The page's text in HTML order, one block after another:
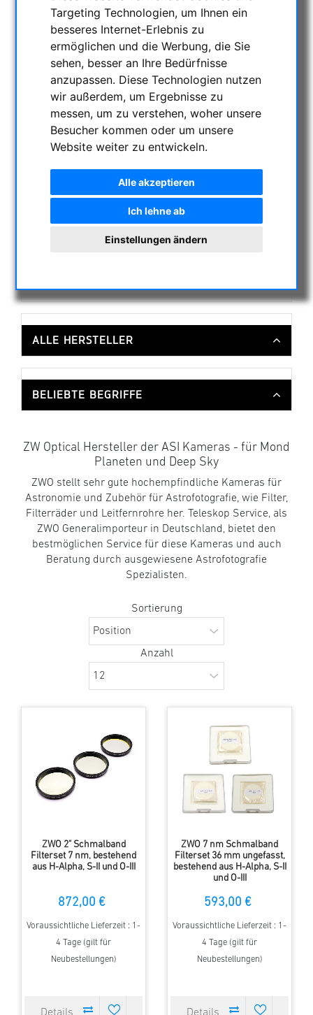
Targeting Technologien, um Ihnen ein
besseres Internet-Erlebnis zu
ermöglichen und die Werbung, die Sie
sehen, besser an Ihre Bedürfnisse
anzupassen. Diese Technologien nutzen
wir außerdem, um Ergebnisse zu
messen, um zu verstehen, woher unsere
Besucher kommen oder um unsere
Website weiter zu entwickeln.
Alle akzeptieren
Ich lehne ab
Einstellungen ändern
AKTUELLE ANGEBOTE
ASTROPROFESSIONAL TELESCOPES
SECONDHAND & LAGERBESTAND
APM PRODUKTE
ASTROEINSTIEG
FERNGLÄSER, SPEKTIVE
TELESKOPE
MONTIERUNGEN & STATIVE
CMOS & CCD KAMERAS
OPTISCHES ZUBEHÖR
MECHANISCHES ZUBEHÖR
ALLE HERSTELLER
BELIEBTE BEGRIFFE
ZW Optical Hersteller der ASI Kameras - für Mond
Planeten und Deep Sky
ZWO stellt sehr gute hochempfindliche Kameras für
Astronomie und Zubehör für Astrofotografie, wie Filter,
Filterräder und Leitfernrohre her. Teleskop Service, als
ZWO Generalimporteur in Deutschland, bietet den
bestmöglichen Service für diese Kameras und auch
Beratung durch ausgewiesene Astrofotografie
Spezialisten.
Sortierung
Anzahl
ZWO 2" Schmalband
Filterset 7 nm, bestehend
aus H-Alpha, S-II und O-III
872,00 €
Voraussichtliche Lieferzeit : 1-
4 Tage (gilt für
Neubestellungen)
ZWO 7 nm Schmalband
Filterset 36 mm ungefasst,
bestehend aus H-Alpha, S-II
und O-III
593,00 €
Voraussichtliche Lieferzeit : 1-
4 Tage (gilt für
Neubestellungen)